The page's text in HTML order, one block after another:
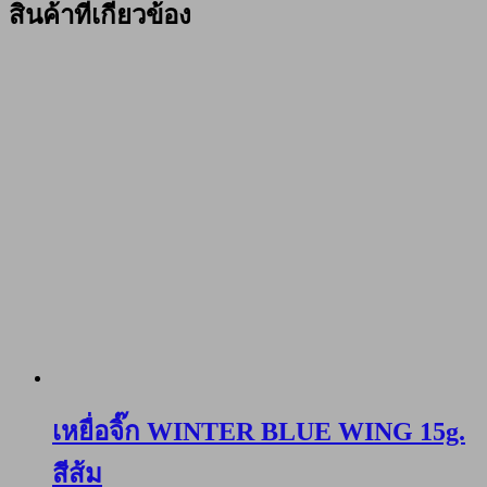
สินค้าที่เกี่ยวข้อง
เหยื่อจิ๊ก WINTER BLUE WING 15g.
สีส้ม